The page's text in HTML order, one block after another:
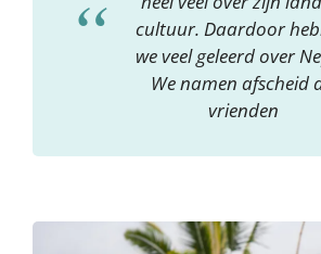
cultuur. Daardoor
we veel geleerd over
We namen afscheid
vrienden